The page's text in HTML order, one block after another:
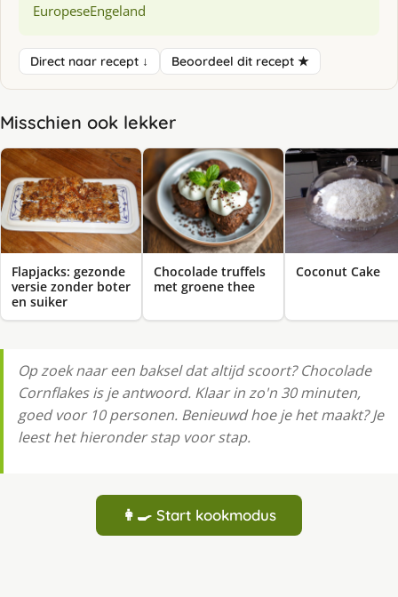
EuropeseEngeland
Direct naar recept ↓ Beoordeel dit recept ★
Misschien ook lekker
Flapjacks: gezonde
versie zonder boter
en suiker
Chocolade truffels
met groene thee
Coconut Cake
Op zoek naar een baksel dat altijd scoort? Chocolade
Cornflakes is je antwoord. Klaar in zo'n 30 minuten,
goed voor 10 personen. Benieuwd hoe je het maakt? Je
leest het hieronder stap voor stap.
👩‍🍳 Start kookmodus